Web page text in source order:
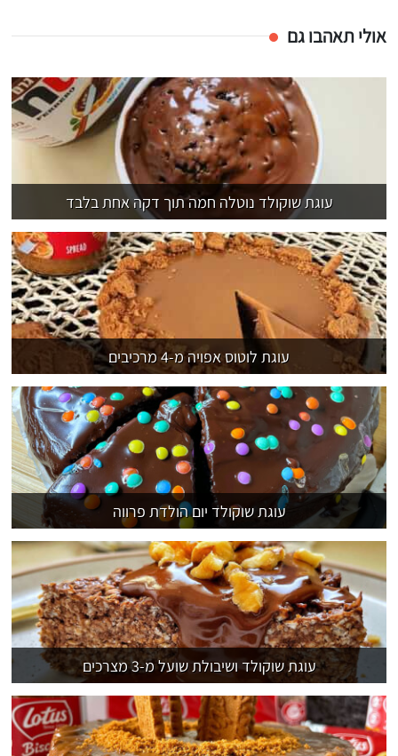
אולי תאהבו גם
עוגת שוקולד נוטלה חמה תוך דקה אחת בלבד
עוגת לוטוס אפויה מ-4 מרכיבים
עוגת שוקולד יום הולדת פרווה
עוגת שוקולד ושיבולת שועל מ-3 מצרכים